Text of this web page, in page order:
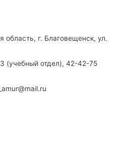
г. Благовещенск, ул.
(учебный отдел), 42-42-75